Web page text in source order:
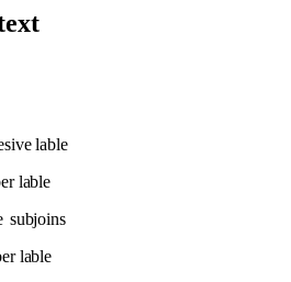
lable
lable
subjoins
lable